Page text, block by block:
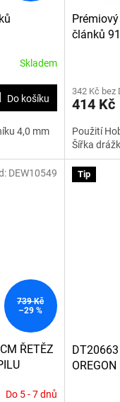
Skladem
Do košíku
4,0 mm
článků
342 Kč bez
414 Kč
Použití
Šířka
739 Kč
–29 %
ŘETĚZ
Do 5 - 7 dnů
DEW10549 Tip
DT20663